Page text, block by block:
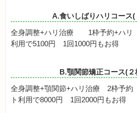
A.食いしばりハリコース(
全身調整+ハリ治療 1枠予約+ハ
利用で5100円 1回1000円もお得
B.顎関節矯正コース(２
全身調整+顎関節+ハリ治療 2枠予
ト利用で8000円 1回2000円もお得